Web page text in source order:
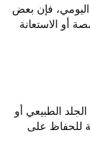
اليومي، فإن بعض
أو الاستعانة
الطبيعي أو
للحفاظ على